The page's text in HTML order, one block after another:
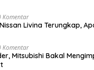
Komentar
Livina Terungkap,
Komentar
Mitsubishi Bakal